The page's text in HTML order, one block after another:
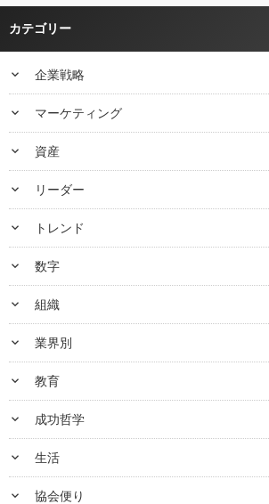
カテゴリー
keyboard_arrow_down 企業戦略
keyboard_arrow_down マーケティング
keyboard_arrow_down 資産
keyboard_arrow_down リーダー
keyboard_arrow_down トレンド
keyboard_arrow_down 数字
keyboard_arrow_down 組織
keyboard_arrow_down 業界別
keyboard_arrow_down 教育
keyboard_arrow_down 成功哲学
keyboard_arrow_down 生活
keyboard_arrow_down 協会便り